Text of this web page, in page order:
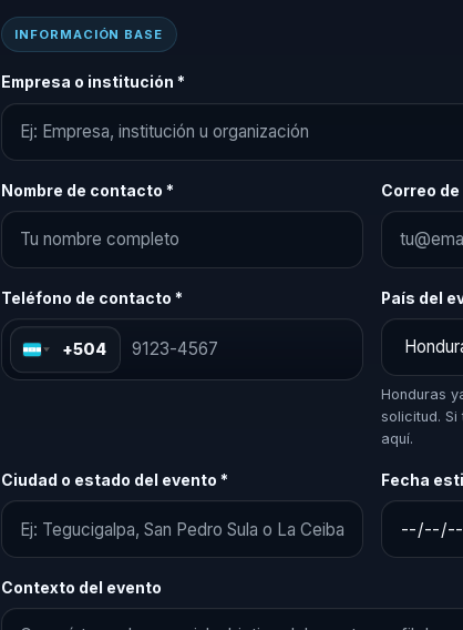
INFORMACIÓN BASE
Empresa o institución *
Nombre de contacto * Correo
Teléfono de contacto *
+504
País del
Honduras
solicitud.
aquí.
Ciudad o estado del evento * Fecha
Contexto del evento